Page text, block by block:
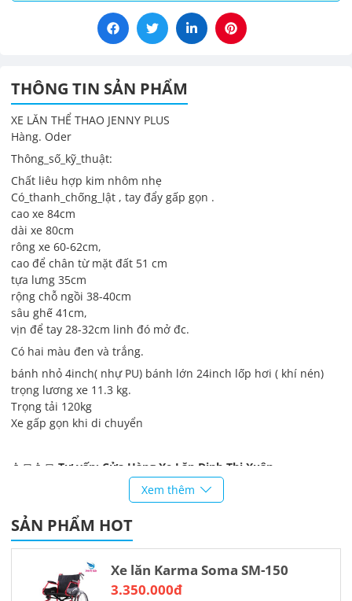
THÔNG TIN SẢN PHẨM
XE LĂN THỂ THAO JENNY PLUS
Hàng. Oder
Thông_số_kỹ_thuật:
Chất liêu hợp kim nhôm nhẹ
Có_thanh_chống_lật , tay đẩy gấp gọn .
cao xe 84cm
dài xe 80cm
rông xe 60-62cm,
cao để chân từ mặt đất 51 cm
tựa lưng 35cm
rộng chỗ ngồi 38-40cm
sâu ghế 41cm,
vịn để tay 28-32cm linh đó mở đc.
Có hai màu đen và trắng.
bánh nhỏ 4inch( nhự PU) bánh lớn 24inch lốp hơi ( khí nén)
trọng lương xe 11.3 kg.
Trọng tải 120kg
Xe gấp gọn khi di chuyển
👨‍💻👨‍💻 Tư vấn: Cửa Hàng Xe Lăn Đinh Thị Xuân
Số điện thoại: 0927.771.666 – Zalo: 0898.39.8686
Nguyên
Xem thêm
SẢN PHẨM HOT
Xe lăn Karma Soma SM-150
3.350.000đ